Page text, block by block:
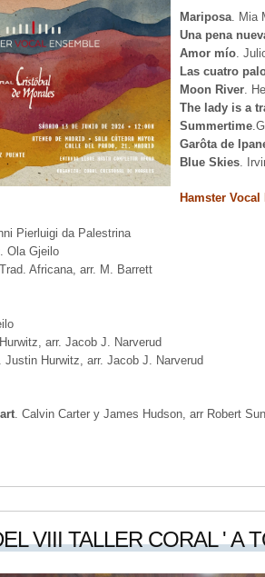
Mariposa .
Una pena
Amor mío .
Las cuatro
Moon River .
The lady is a
Summertime
Garôta de
Blue Skies .
Hamster Vocal
Pierluigi da Palestrina
. Ola Gjeilo
Africana, arr. M. Barrett
arr. Jacob J. Narverud
Justin Hurwitz, arr. Jacob J. Narverud
. Calvin Carter y James Hudson, arr Robert
VIII TALLER CORAL ' A